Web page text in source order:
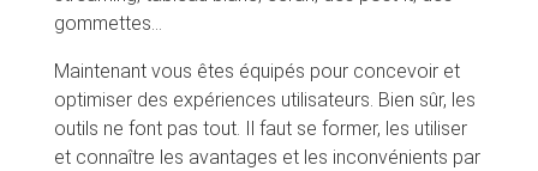
gommettes…
Maintenant vous êtes équipés pour concevoir et
optimiser des expériences utilisateurs. Bien sûr, les
outils ne font pas tout. Il faut se former, les utiliser
et connaître les avantages et les inconvénients par